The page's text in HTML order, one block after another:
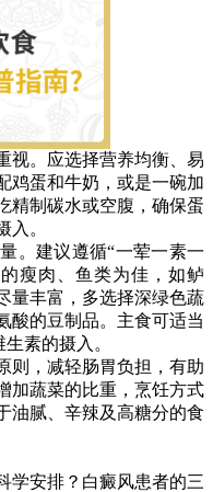
。应选择营养均衡、易
鸡蛋和牛奶，或是一碗加
精制碳水或空腹，确保蛋
入。
建议遵循“一荤一素一
瘦肉、鱼类为佳，如鲈
量丰富，多选择深绿色蔬
酸的豆制品。主食可适当
素的摄入。
，减轻肠胃负担，有助
加蔬菜的比重，烹饪方式
油腻、辛辣及高糖分的食
安排？白癜风患者的三